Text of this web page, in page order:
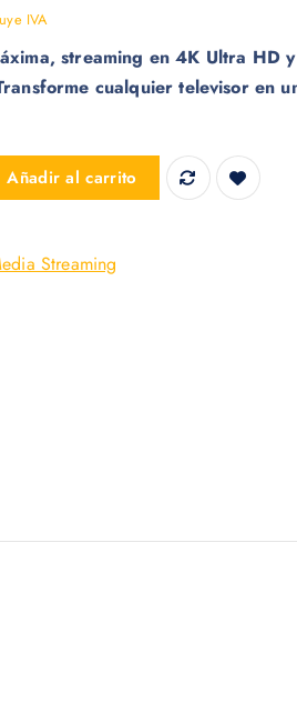
IVA
streaming en 4K Ultra HD
cualquier televisor en
TV STICK 4K MAX 2024 cantidad
Añadir al carrito
Streaming